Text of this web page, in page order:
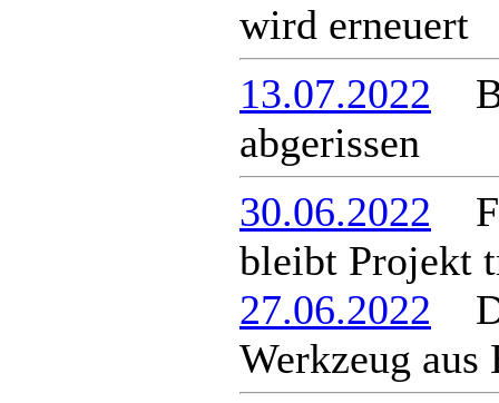
wird erneuert
13.07.2022
abgerissen
30.06.2022
bleibt Projekt
27.06.2022
Werkzeug aus